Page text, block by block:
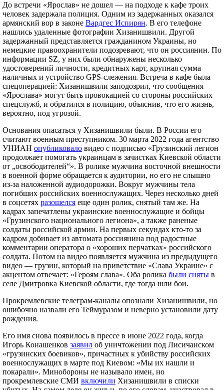
До встречи «Ярослав» не дошел — на подходе к кафе троих
человек задержала полиция. Одним из задержанных оказался
армянский вор в законе Вардгес Испирян. В его телефоне
нашлись удаленные фотографии Хизанишвили. Другой
задержанный представляется гражданином Украины, но
немецкие правоохранители подозревают, что он россиянин. По
информации SZ, у них были обнаружены несколько
удостоверений личности, кредитных карт, крупная сумма
наличных и устройство GPS-слежения. Встреча в кафе была
спецоперацией: Хизанишвили заподозрил, что сообщения
«Ярослава» могут быть провокацией со стороны российских
спецслужб, и обратился в полицию, объяснив, что его жизнь,
вероятно, под угрозой.
Основания опасаться у Хизанишвили были. В России его
считают военным преступником. 30 марта 2022 года агентство
УНИАН опубликовало видео с подписью «Грузинский легион
продолжает помогать украинцам в зачистках Киевской области
от „освободителей“». В ролике мужчина восточной внешности
в военной форме обращается к аудитории, но его не слышно
из-за наложенной аудиодорожки. Вокруг мужчины тела
погибших российских военнослужащих. Через несколько дней
в соцсетях разошелся еще один ролик, снятый там же. На
кадрах запечатлены украинские военнослужащие и бойцы
«Грузинского национального легиона», а также раненые
солдаты российской армии. На первых секундах кто-то за
кадром добивает из автомата россиянина под радостные
комментарии оператора о «хороших перчатках» российского
солдата. Потом на видео появляется мужчина из предыдущего
видео — грузин, который на приветствие «Слава Украине» с
акцентом отвечает: «Героям слава». Оба ролика были сняты в
селе Дмитровка Киевской области, где тогда шли бои.
Прокремлевские телеграм-каналы опознали Хизанишвили, но
ошибочно назвали его Теймуразом и неверно установили дату
рождения.
Его имя снова появилось в прессе в июне 2022 года, когда
Игорь Конашенков заявил об уничтожении под Лисичанском
«грузинских боевиков», причастных к убийству российских
военнослужащих в марте под Киевом: «Мы их нашли и
покарали». Минобороны не называло имен, но
прокремлевские СМИ включили Хизанишвили в списки